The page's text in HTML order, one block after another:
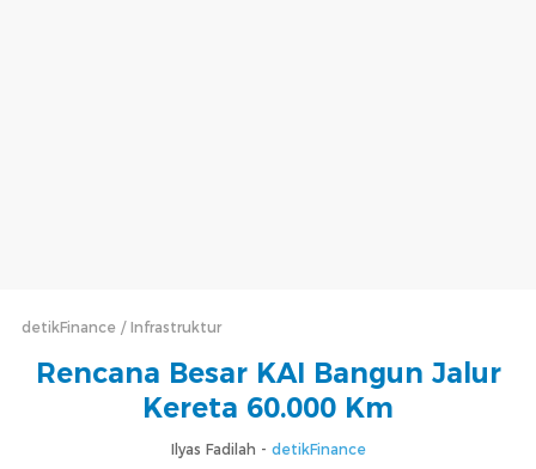
detikFinance Infrastruktur
Rencana Besar KAI Bangun Jalur
Kereta 60.000 Km
Ilyas Fadilah - detikFinance